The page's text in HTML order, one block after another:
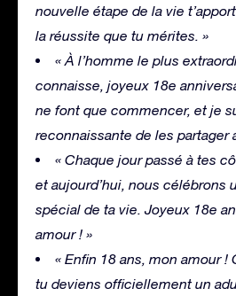
nouvelle étape de la vie
la réussite que tu mérites. »
« À l’homme le plus
connaisse, joyeux 18e
ne font que commencer, et je
reconnaissante de les partager
« Chaque jour passé à tes
et aujourd’hui, nous célébrons
spécial de ta vie. Joyeux 18e
amour ! »
« Enfin 18 ans, mon amour !
tu deviens officiellement un